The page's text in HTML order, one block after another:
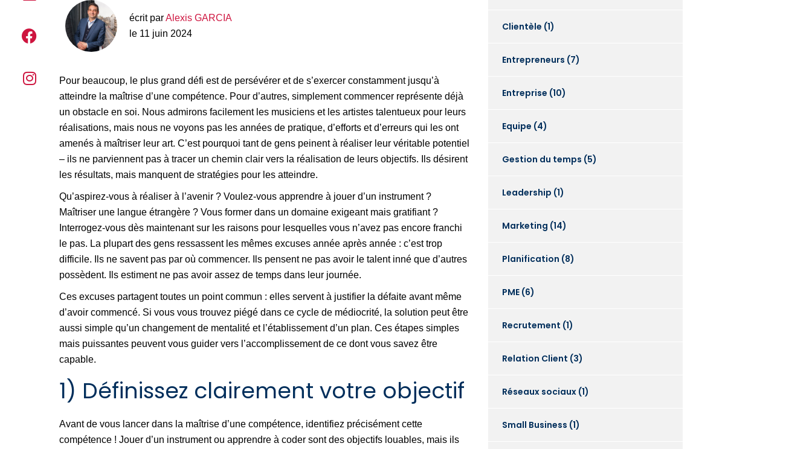
écrit parAlexis GARCIA
le 11 juin 2024
Pour beaucoup, le plus grand défi est de persévérer et de s’exercer constamment jusqu’à
atteindre la maîtrise d’une compétence. Pour d’autres, simplement commencer représente déjà
un obstacle en soi. Nous admirons facilement les musiciens et les artistes talentueux pour leurs
réalisations, mais nous ne voyons pas les années de pratique, d’efforts et d’erreurs qui les ont
amenés à maîtriser leur art. C’est pourquoi tant de gens peinent à réaliser leur véritable potentiel
– ils ne parviennent pas à tracer un chemin clair vers la réalisation de leurs objectifs. Ils désirent
les résultats, mais manquent de stratégies pour les atteindre.
Qu’aspirez-vous à réaliser à l’avenir ? Voulez-vous apprendre à jouer d’un instrument ?
Maîtriser une langue étrangère ? Vous former dans un domaine exigeant mais gratifiant ?
Interrogez-vous dès maintenant sur les raisons pour lesquelles vous n’avez pas encore franchi
le pas. La plupart des gens ressassent les mêmes excuses année après année : c’est trop
difficile. Ils ne savent pas par où commencer. Ils pensent ne pas avoir le talent inné que d’autres
possèdent. Ils estiment ne pas avoir assez de temps dans leur journée.
Ces excuses partagent toutes un point commun : elles servent à justifier la défaite avant même
d’avoir commencé. Si vous vous trouvez piégé dans ce cycle de médiocrité, la solution peut être
aussi simple qu’un changement de mentalité et l’établissement d’un plan. Ces étapes simples
mais puissantes peuvent vous guider vers l’accomplissement de ce dont vous savez être
capable.
1) Définissez clairement votre objectif
Avant de vous lancer dans la maîtrise d’une compétence, identifiez précisément cette
compétence ! Jouer d’un instrument ou apprendre à coder sont des objectifs louables, mais ils
Clientèle (1)
Entrepreneurs (7)
Entreprise (10)
Equipe (4)
Gestion du temps (5)
Leadership (1)
Marketing (14)
Planification (8)
PME (6)
Recrutement (1)
Relation Client (3)
Réseaux sociaux (1)
Small Business (1)